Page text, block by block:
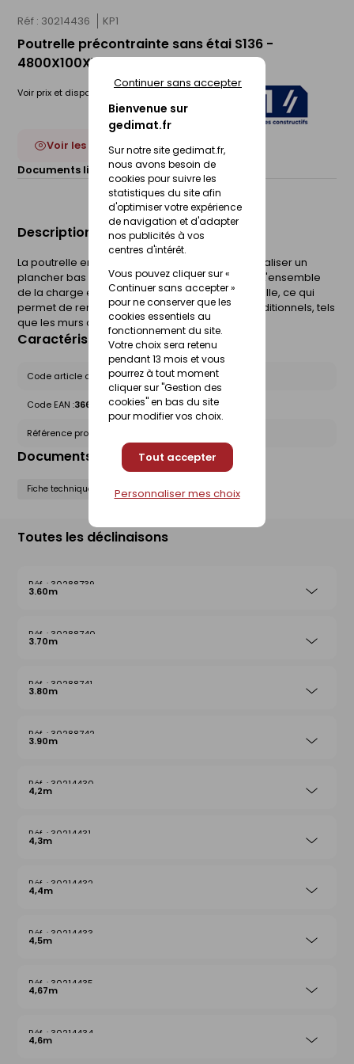
Bienvenue sur
gedimat.fr
Sur notre site gedimat.fr,
nous avons besoin de
cookies pour suivre les
statistiques du site afin
d'optimiser votre expérience
de navigation et d'adapter
nos publicités à vos
centres d'intérêt.
Vous pouvez cliquer sur «
Continuer sans accepter »
pour ne conserver que les
cookies essentiels au
fonctionnement du site.
Votre choix sera retenu
pendant 13 mois et vous
pourrez à tout moment
cliquer sur "Gestion des
cookies" en bas du site
pour modifier vos choix.
Tout accepter
Continuer sans accepter
Personnaliser mes choix
Réf : 30214436 KP1
Poutrelle précontrainte sans étai S136 -
4800X100X130mm
Voir prix et disponibilité en magasin
Voir les 13 déclinaisons
Documents liés :
Fiche technique
Description du produit
La poutrelle en béton précontraint permet de réaliser un
plancher bas 13+4 sans étais sur vide sanitaire. L'ensemble
de la charge est réparti sur les appuis de poutrelle, ce qui
permet de remplacer les éléments porteurs traditionnels, tels
que les murs de refend.
Caractéristiques du produit
Code article chez le fournisseur :27484
Code EAN :3660073274844
Référence produit nationale Gedimat :
Documents liés
Fiche technique
Toutes les déclinaisons
30288739
3.60m
30288740
3.70m
30288741
3.80m
30288742
3.90m
30214430
4,2m
30214431
4,3m
30214432
4,4m
30214433
4,5m
30214435
4,67m
30214434
4,6m